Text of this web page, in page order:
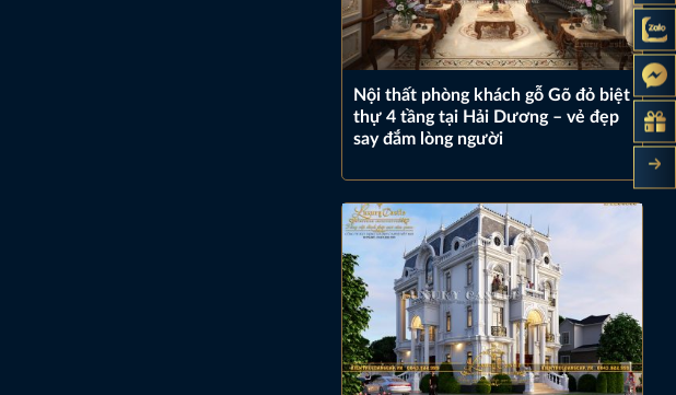
Nội thất phòng khách gỗ Gõ đỏ biệt
thự 4 tầng tại Hải Dương – vẻ đẹp
say đắm lòng người